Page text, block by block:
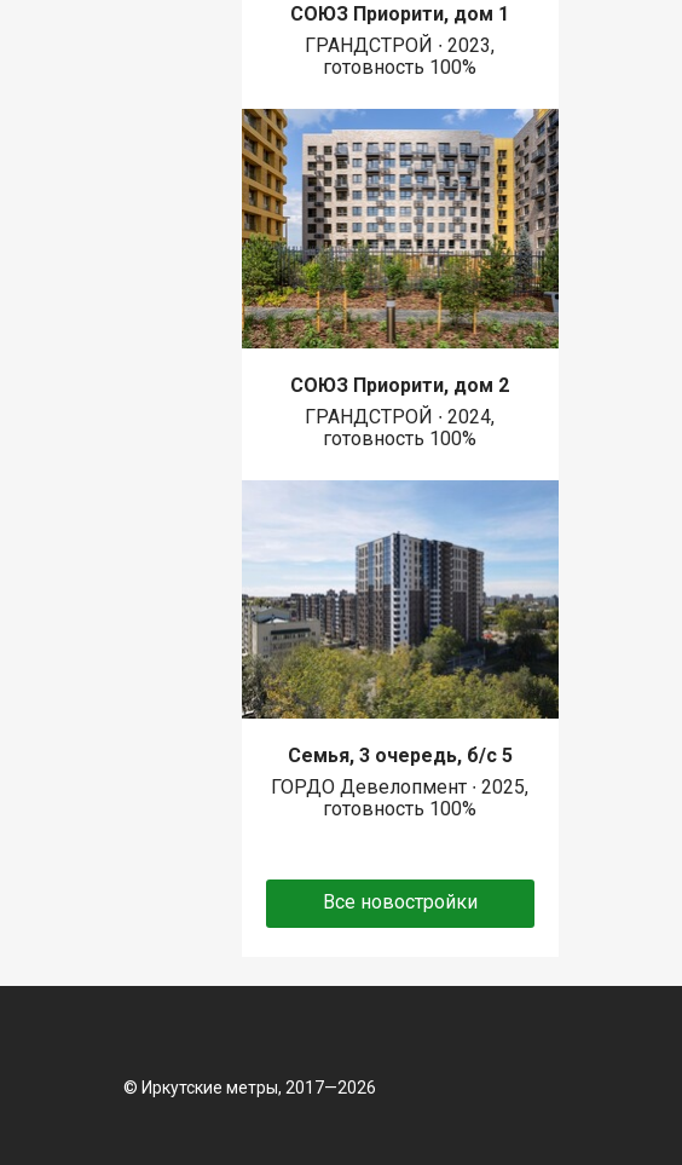
СОЮЗ Приорити, дом 1
ГРАНДСТРОЙ ∙ 2023,
готовность 100%
СОЮЗ Приорити, дом 2
ГРАНДСТРОЙ ∙ 2024,
готовность 100%
Семья, 3 очередь, б/с 5
ГОРДО Девелопмент ∙ 2025,
готовность 100%
Все новостройки
© Иркутские метры, 2017—2026